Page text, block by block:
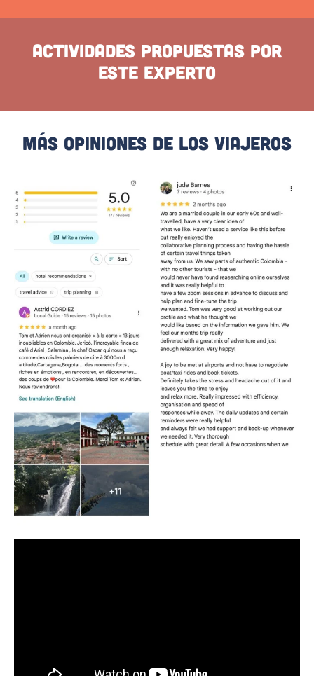
Actividades propuestas por
este experto
Más Opiniones De Los Viajeros